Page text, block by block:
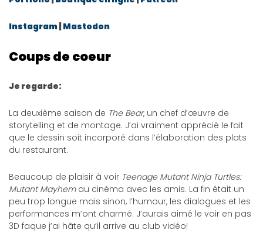
Instagram Mastodon
Coups de coeur
Je regarde:
La deuxième saison de The Bear, un chef d’œuvre de
storytelling et de montage. J’ai vraiment apprécié le fait
que le dessin soit incorporé dans l’élaboration des plats
du restaurant.
Beaucoup de plaisir à voir Teenage Mutant Ninja Turtles:
Mutant Mayhem au cinéma avec les amis. La fin était un
peu trop longue mais sinon, l’humour, les dialogues et les
performances m’ont charmé. J’aurais aimé le voir en pas
3D faque j’ai hâte qu’il arrive au club vidéo!